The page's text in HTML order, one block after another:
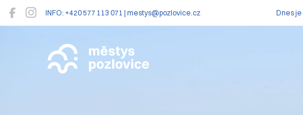
INFO: +420 577 113 071 | mestys@pozlovice.cz Dnes je
Pozlovice